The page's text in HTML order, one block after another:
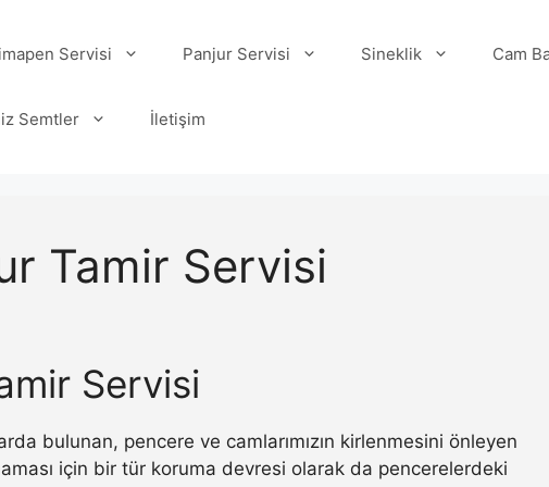
Servisi Panjur Servisi Sineklik Cam
Semtler İletişim
Tamir Servisi
Servisi
bulunan, pencere ve camlarımızın kirlenmesini önleyen
için bir tür koruma devresi olarak da pencerelerdeki